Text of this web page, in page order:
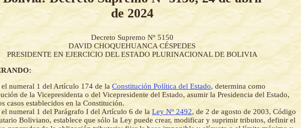
de 2024
Decreto Supremo Nº 5150
DAVID CHOQUEHUANCA CÉSPEDES
PRESIDENTE EN EJERCICIO DEL ESTADO PLURINACIONAL DE BOLIVIA
el numeral 1 del Artículo 174 de la Constitución Política del Estado, determina como
de la Vicepresidenta o del Vicepresidente del Estado, asumir la Presidencia del Estado,
casos establecidos en la Constitución.
el numeral 1 del Parágrafo I del Artículo 6 de la Ley Nº 2492, de 2 de agosto de 2003, Código
Boliviano, establece que sólo la Ley puede crear, modificar y suprimir tributos, definir el